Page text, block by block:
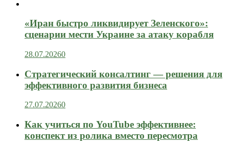
«Иран быстро ликвидирует Зеленского»:
сценарии мести Украине за атаку корабля
28.07.20260
Стратегический консалтинг — решения для
эффективного развития бизнеса
27.07.20260
Как учиться по YouTube эффективнее:
конспект из ролика вместо пересмотра